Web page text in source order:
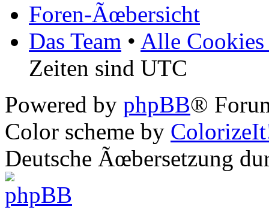
Foren-Ãœbersicht
Das Team • Alle Cookies
Zeiten sind UTC
Powered by phpBB®
Color scheme by
Deutsche Ãœbersetzung